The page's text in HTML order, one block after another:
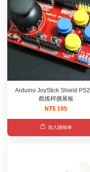
Arduino JoyStick Shield
戲搖桿擴展板
NT$ 195
加入購物車